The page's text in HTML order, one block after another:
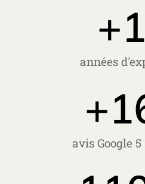
années
+
avis
+